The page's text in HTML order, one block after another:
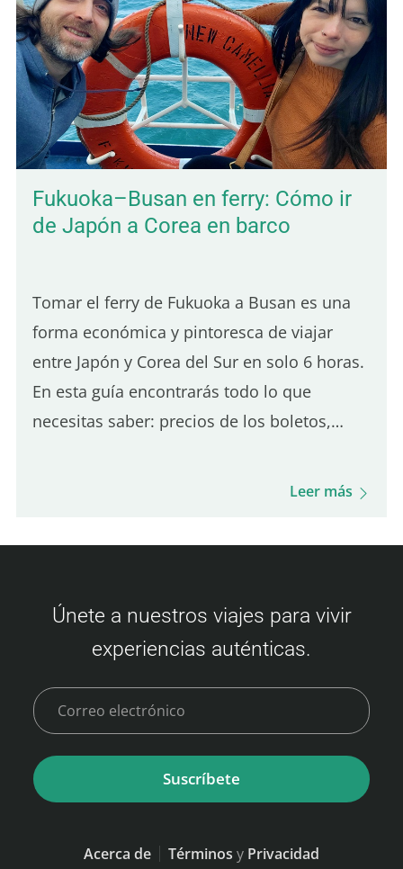
que paré al llegar a Camboya, y me
sorprendió de la mejor manera. El ambiente
es tranquilo, la vida local sigue muy
presente y el paisaje es verde y frondoso.
También encontrarás bungalows
económicos rodeados de…
Fukuoka–Busan en ferry: Cómo ir
de Japón a Corea en barco
Tomar el ferry de Fukuoka a Busan es una
forma económica y pintoresca de viajar
entre Japón y Corea del Sur en solo 6 horas.
En esta guía encontrarás todo lo que
necesitas saber: precios de los boletos,
experiencia a bordo, opciones de comida y
Busan) Los precios de los boletos varían
según la disponibilidad y la clase. Aquí
tienes un resumen de las tarifas: Clase
Económica Adulto: 3,500 – 9,000 JPY Niño
(6–11 años): 6,000…
Leer más
Únete a nuestros viajes para vivir
experiencias auténticas.
Suscríbete
Acerca de Términos y Privacidad